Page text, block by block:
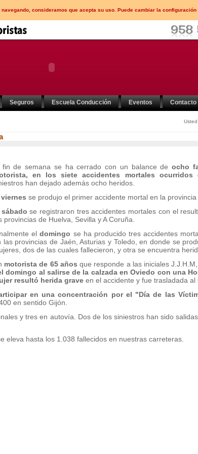
consideramos que acepta su uso. Puede cambiar la
Seguros Escuela Conducción Eventos Contacto
fin de semana se ha cerrado con un balance de ocho
en los siete accidentes mortales ocurridos
han dejado además ocho heridos.
viernes se produjo el primer accidente mortal en la provincia
sábado se registraron tres accidentes mortales con el
provincias de Huelva, Sevilla y A Coruña.
eldomingo se ha producido tres accidentes
las provincias de Jaén, Asturias y Toledo, en donde se
dos de las cuales fallecieron, y otra se encuentra
motorista de 65 añosque responde a las iniciales
domingo al salirse de la calzada en Oviedo con una
resultó herida grave en el accidente y fue trasladada al
en una concentración por el "Día de las
en sentido Gijón.
y tres en autovía. Dos de los siniestros han sido
eleva hasta los 1.038 fallecidos en nuestras carreteras.